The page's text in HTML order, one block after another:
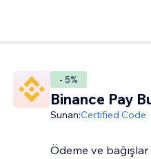
- 5%
Binance Pay
Sunan:Certified Code
Ödeme ve bağışlar